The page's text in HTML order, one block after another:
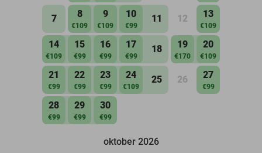
7 8
€109
9
€109
10
€99
11 12 13
€109
14
€109
15
€99
16
€99
17
€99
18 19
€170
20
€109
21
€99
22
€99
23
€99
24
€109
25 26 27
€99
28
€99
29
€99
30
€99
oktober 2026